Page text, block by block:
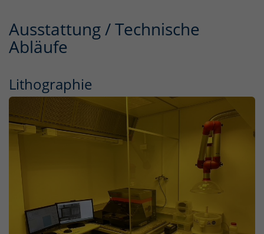
Ausstattung / Technische
Abläufe
Lithographie